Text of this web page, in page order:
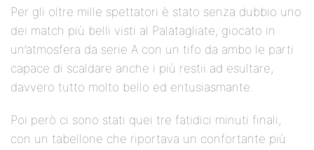
Per gli oltre mille spettatori è stato senza dubbio uno
dei match più belli visti al Palatagliate, giocato in
un’atmosfera da serie A con un tifo da ambo le parti
capace di scaldare anche i più restii ad esultare,
davvero tutto molto bello ed entusiasmante.
Poi però ci sono stati quei tre fatidici minuti finali,
con un tabellone che riportava un confortante più